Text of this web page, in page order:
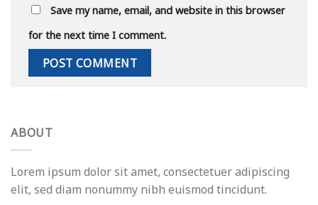
Save my name, email, and website in this browser
for the next time I comment.
ABOUT
Lorem ipsum dolor sit amet, consectetuer adipiscing
elit, sed diam nonummy nibh euismod tincidunt.